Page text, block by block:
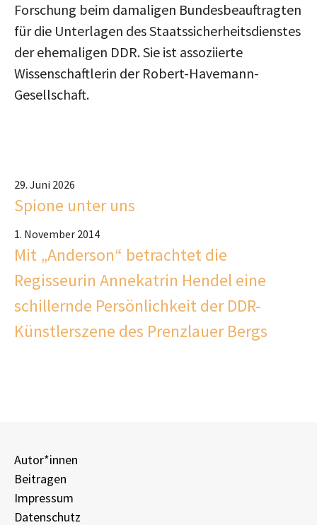
Forschung beim damaligen Bundesbeauftragten
für die Unterlagen des Staatssicherheitsdienstes
der ehemaligen DDR. Sie ist assoziierte
Wissenschaftlerin der Robert-Havemann-
Gesellschaft.
29. Juni 2026
Spione unter uns
1. November 2014
Mit „Anderson“ betrachtet die
Regisseurin Annekatrin Hendel eine
schillernde Persönlichkeit der DDR-
Künstlerszene des Prenzlauer Bergs
Autor*innen
Beitragen
Impressum
Datenschutz